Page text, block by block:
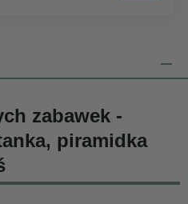
zabawek -
piramidka